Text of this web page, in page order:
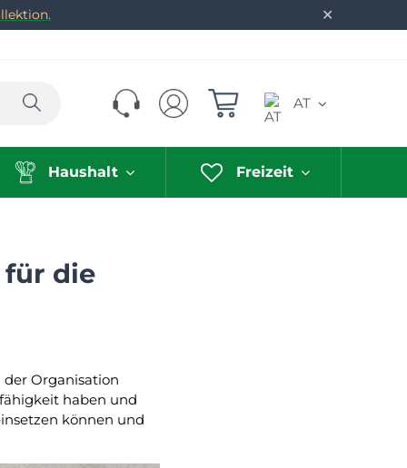
✕
Suchen AT
Haushalt Freizeit
die
der Organisation
haben und
können und